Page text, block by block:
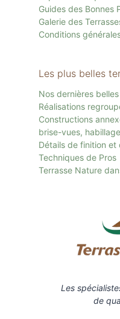
Guides des Bonnes
Galerie des
Conditions
Les plus belles
Nos dernières
Réalisations
Constructions
brise-vues,
Détails de finition et
Techniques de Pros
Terrasse Nature
Les
de